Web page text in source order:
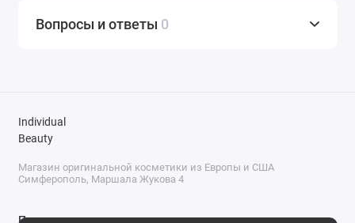
Вопросы и ответы 0
Individual
Beauty
Магазин оригинальной косметики из Европы и США
Симферополь, Маршала Жукова 4
Поддержка